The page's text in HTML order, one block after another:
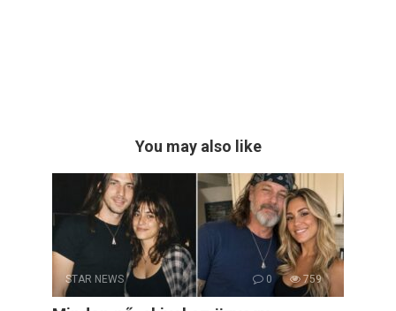
You may also like
STAR NEWS 0 759